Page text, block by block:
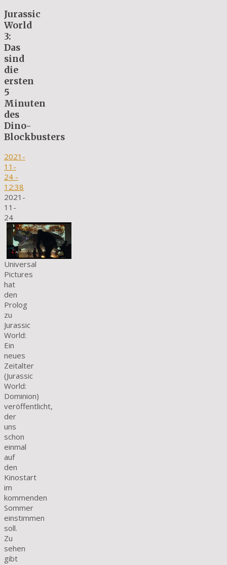
Jurassic
World
3:
Das
sind
die
ersten
5
Minuten
des
Dino-
Blockbusters
2021-
11-
24 -
12:38
2021-
11-
24
Universal
Pictures
hat
den
Prolog
zu
Jurassic
World:
Ein
neues
Zeitalter
(Jurassic
World:
Dominion)
veröffentlicht,
der
uns
schon
einmal
auf
den
Kinostart
im
kommenden
Sommer
einstimmen
soll.
Zu
sehen
gibt